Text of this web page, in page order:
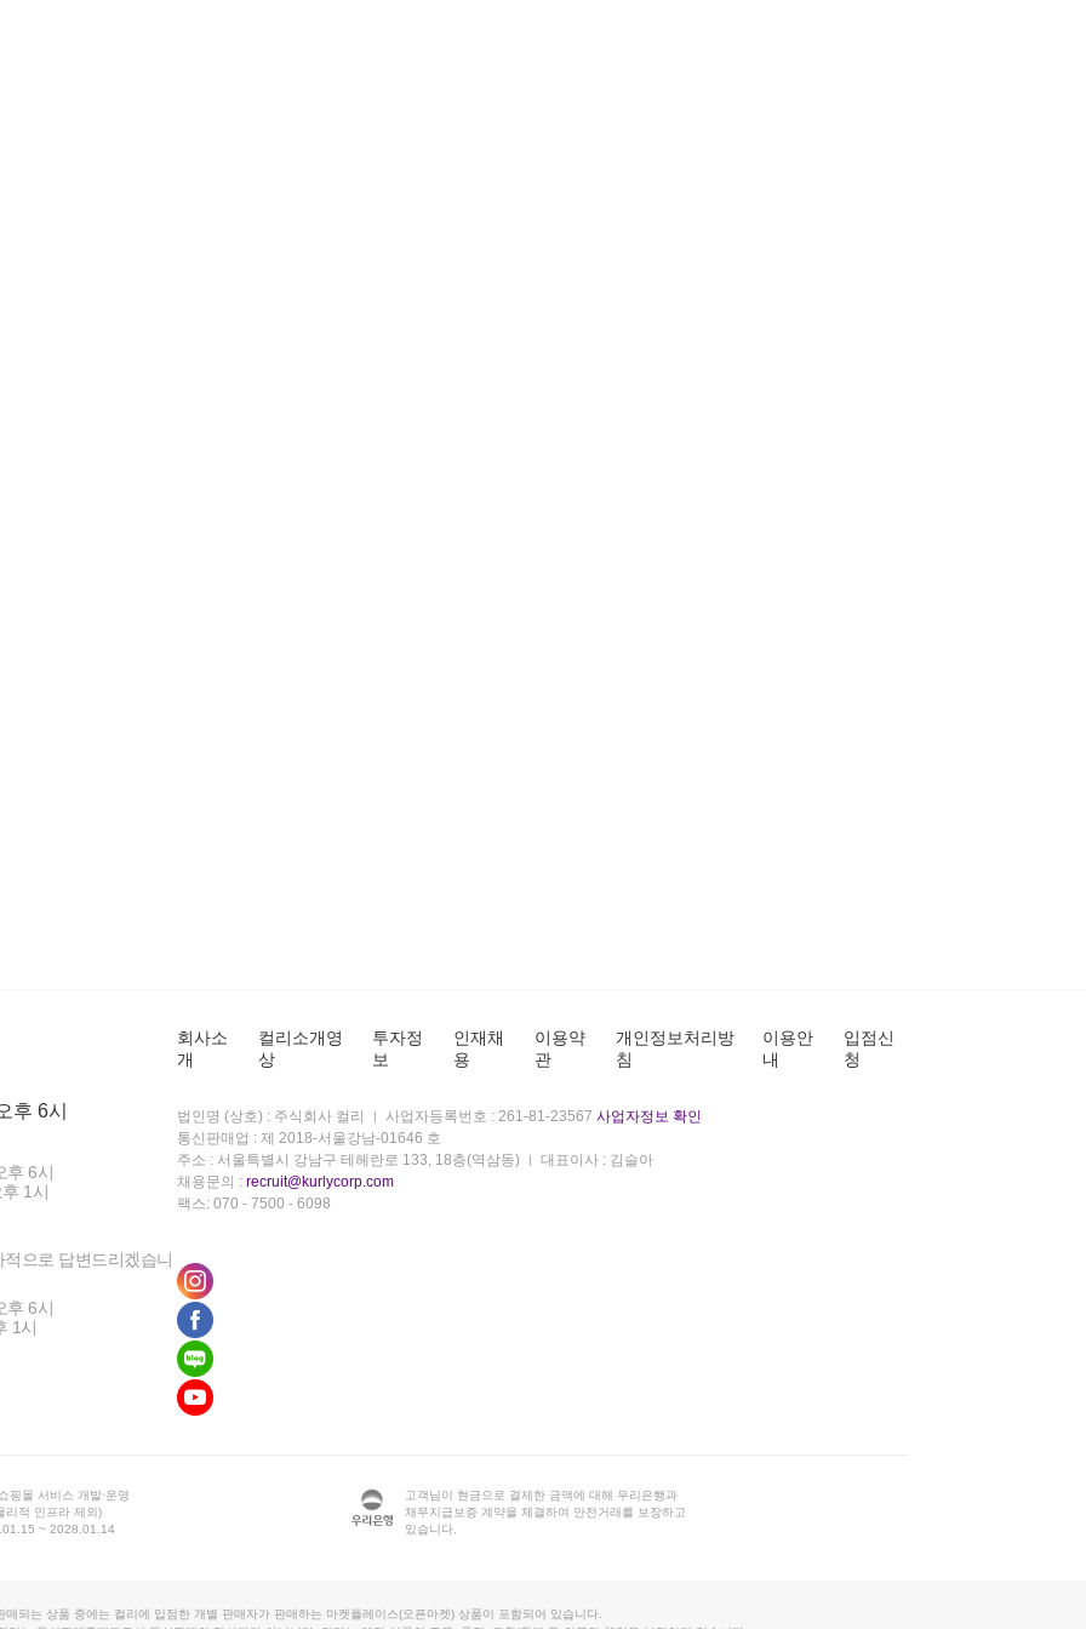
후 6시
후 6시
1시
으로 답변드리겠습니
후 6시
1시
회사소
개
컬리소개영
상
투자정
보
인재채
용
이용약
관
개인정보처리방
침
이용안
내
입점신
청
법인명 (상호) : 주식회사 컬리 사업자등록번호 : 261-81-23567 사업자정보 확인
통신판매업 : 제 2018-서울강남-01646 호
주소 : 서울특별시 강남구 테헤란로 133, 18층(역삼동)
대표이사 : 김슬아
채용문의 : recruit@kurlycorp.com
팩스: 070 - 7500 - 6098
핑몰 서비스 개발·운영
리적 인프라 제외)
~ 2028.01.14
고객님이 현금으로 결제한 금액에 대해 우리은행과
채무지급보증 계약을 체결하여 안전거래를 보장하고
있습니다.
매되는 상품 중에는 컬리에 입점한 개별 판매자가 판매하는 마켓플레이스(오픈마켓) 상품이 포함되어 있습니다.